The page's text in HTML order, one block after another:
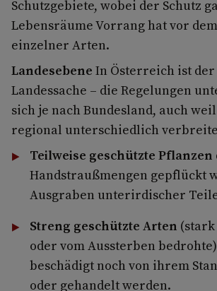
Schutzgebiete, wobei der Schutz
Lebensräume Vorrang hat vor
einzelner Arten.
Landesebene In Österreich ist
Landessache – die Regelungen
sich je nach Bundesland, auch
regional unterschiedlich
Teilweise geschützte Pflanzen
Handstraußmengen gepflückt
Ausgraben unterirdischer
Streng geschützte Arten
oder vom Aussterben
beschädigt noch von ihrem
oder gehandelt werden.